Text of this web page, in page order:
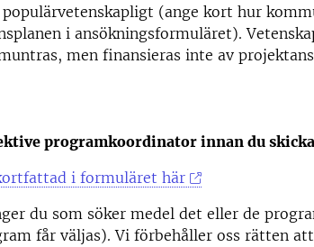
(ange kort hur
i ansökningsformuläret).
men finansieras inte av
programkoordinator innan du
i formuläret här
du som söker medel det eller de
får väljas). Vi förbehåller oss rätten